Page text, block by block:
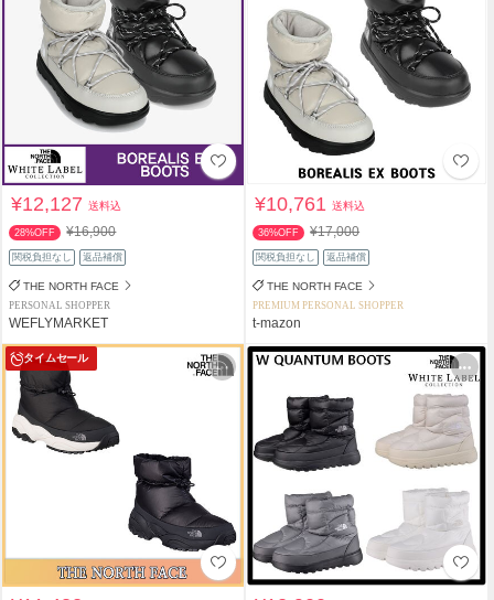
¥12,127送料込
28%OFF ¥16,900
関税負担なし 返品補償
THE NORTH FACE
PERSONAL SHOPPER
WEFLYMARKET
¥10,761送料込
36%OFF ¥17,000
関税負担なし 返品補償
THE NORTH FACE
PREMIUM PERSONAL SHOPPER
t-mazon
タイムセール